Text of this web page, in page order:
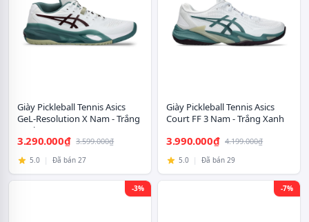
Giày Pickleball Tennis Asics
GeL-Resolution X Nam - Trắng
Xanh
3.290.000₫ 3.599.000₫
5.0 | Đã bán 27
Giày Pickleball Tennis Asics
Court FF 3 Nam - Trắng Xanh
3.990.000₫ 4.199.000₫
5.0 | Đã bán 29
-3% -7%